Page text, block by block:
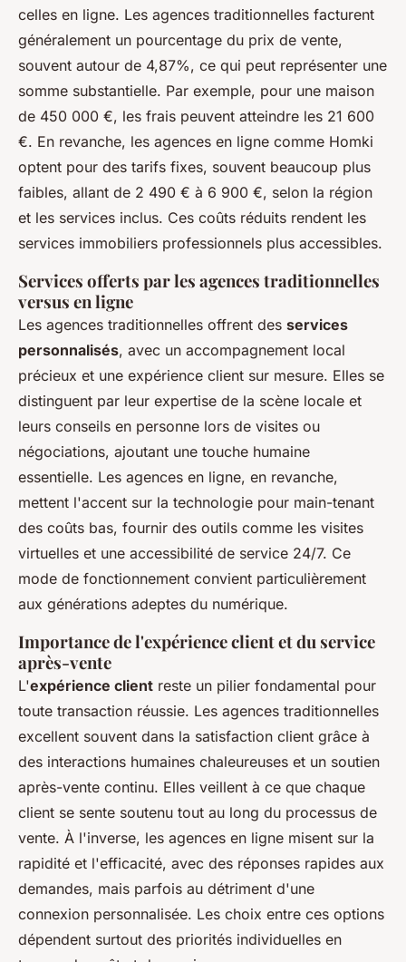
celles en ligne. Les agences traditionnelles facturent
généralement un pourcentage du prix de vente,
souvent autour de 4,87%, ce qui peut représenter une
somme substantielle. Par exemple, pour une maison
de 450 000 €, les frais peuvent atteindre les 21 600
€. En revanche, les agences en ligne comme Homki
optent pour des tarifs fixes, souvent beaucoup plus
faibles, allant de 2 490 € à 6 900 €, selon la région
et les services inclus. Ces coûts réduits rendent les
services immobiliers professionnels plus accessibles.
Services offerts par les agences traditionnelles
versus en ligne
Les agences traditionnelles offrent des services
personnalisés, avec un accompagnement local
précieux et une expérience client sur mesure. Elles se
distinguent par leur expertise de la scène locale et
leurs conseils en personne lors de visites ou
négociations, ajoutant une touche humaine
essentielle. Les agences en ligne, en revanche,
mettent l'accent sur la technologie pour main-tenant
des coûts bas, fournir des outils comme les visites
virtuelles et une accessibilité de service 24/7. Ce
mode de fonctionnement convient particulièrement
aux générations adeptes du numérique.
Importance de l'expérience client et du service
après-vente
L'expérience client reste un pilier fondamental pour
toute transaction réussie. Les agences traditionnelles
excellent souvent dans la satisfaction client grâce à
des interactions humaines chaleureuses et un soutien
après-vente continu. Elles veillent à ce que chaque
client se sente soutenu tout au long du processus de
vente. À l'inverse, les agences en ligne misent sur la
rapidité et l'efficacité, avec des réponses rapides aux
demandes, mais parfois au détriment d'une
connexion personnalisée. Les choix entre ces options
dépendent surtout des priorités individuelles en